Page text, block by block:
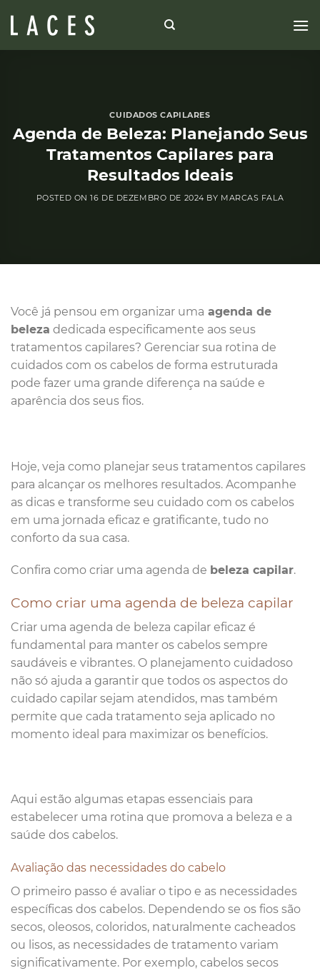
CUIDADOS CAPILARES
Agenda de Beleza: Planejando Seus
Tratamentos Capilares para
Resultados Ideais
POSTED ON16 DE DEZEMBRO DE 2024 BY MARCAS FALA
Você já pensou em organizar uma agenda de
beleza dedicada especificamente aos seus
tratamentos capilares? Gerenciar sua rotina de
cuidados com os cabelos de forma estruturada
pode fazer uma grande diferença na saúde e
aparência dos seus fios.
Hoje, veja como planejar seus tratamentos capilares
para alcançar os melhores resultados. Acompanhe
as dicas e transforme seu cuidado com os cabelos
em uma jornada eficaz e gratificante, tudo no
conforto da sua casa.
Confira como criar uma agenda de beleza capilar.
Como criar uma agenda de beleza capilar
Criar uma agenda de beleza capilar eficaz é
fundamental para manter os cabelos sempre
saudáveis e vibrantes. O planejamento cuidadoso
não só ajuda a garantir que todos os aspectos do
cuidado capilar sejam atendidos, mas também
permite que cada tratamento seja aplicado no
momento ideal para maximizar os benefícios.
Aqui estão algumas etapas essenciais para
estabelecer uma rotina que promova a beleza e a
saúde dos cabelos.
Avaliação das necessidades do cabelo
O primeiro passo é avaliar o tipo e as necessidades
específicas dos cabelos. Dependendo se os fios são
secos, oleosos, coloridos, naturalmente cacheados
ou lisos, as necessidades de tratamento variam
significativamente. Por exemplo, cabelos secos